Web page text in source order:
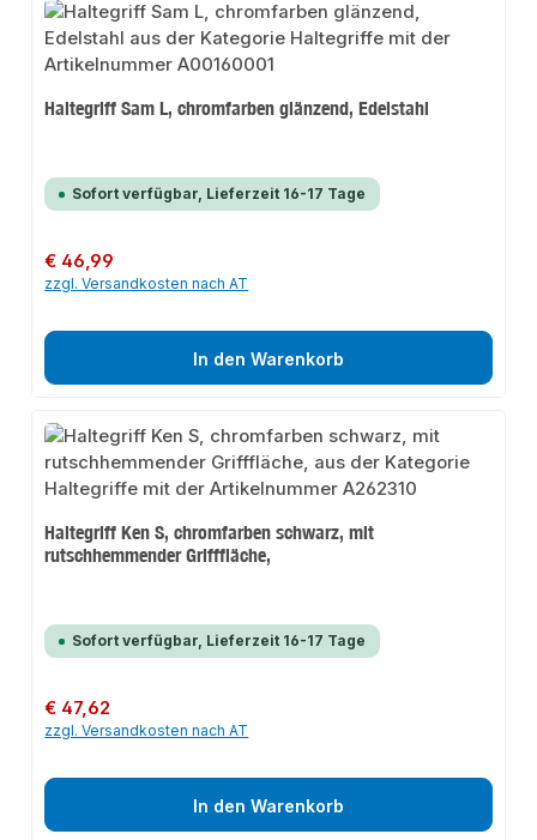
Haltegriff Sam L, chromfarben glänzend, Edelstahl
Sofort verfügbar, Lieferzeit 16-17 Tage
Regulärer Preis:
€ 46,99
zzgl. Versandkosten nach AT
In den Warenkorb
Haltegriff Ken S, chromfarben schwarz, mit
rutschhemmender Grifffläche,
Sofort verfügbar, Lieferzeit 16-17 Tage
Regulärer Preis:
€ 47,62
zzgl. Versandkosten nach AT
In den Warenkorb